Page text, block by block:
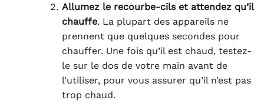
Allumez le recourbe-cils et attendez qu’il
chauffe. La plupart des appareils ne
prennent que quelques secondes pour
chauffer. Une fois qu’il est chaud, testez-
le sur le dos de votre main avant de
l’utiliser, pour vous assurer qu’il n’est pas
trop chaud.